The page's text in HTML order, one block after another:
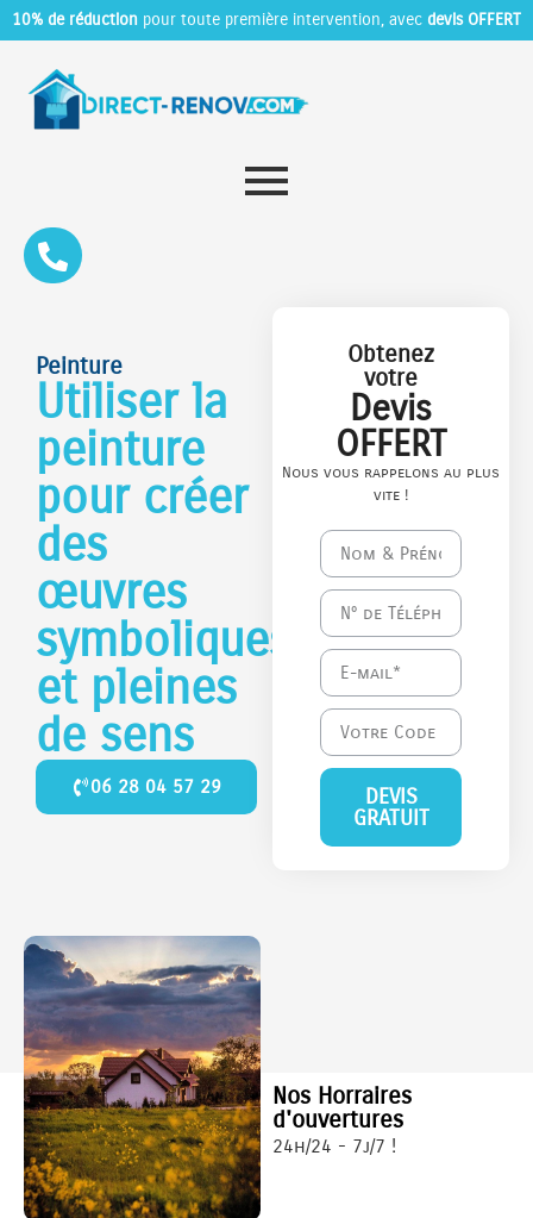
10% de réduction pour toute première intervention, avec devis OFFERT
Peinture
Utiliser la
peinture
pour créer
des
œuvres
symboliques
et pleines
de sens
06 28 04 57 29
Obtenez
votre
Devis
OFFERT
Nous vous rappelons au plus
vite !
DEVIS
GRATUIT
Nos Horraires
d'ouvertures
24h/24 - 7j/7 !